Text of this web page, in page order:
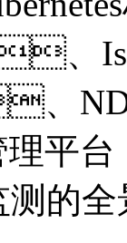
、
台
测的